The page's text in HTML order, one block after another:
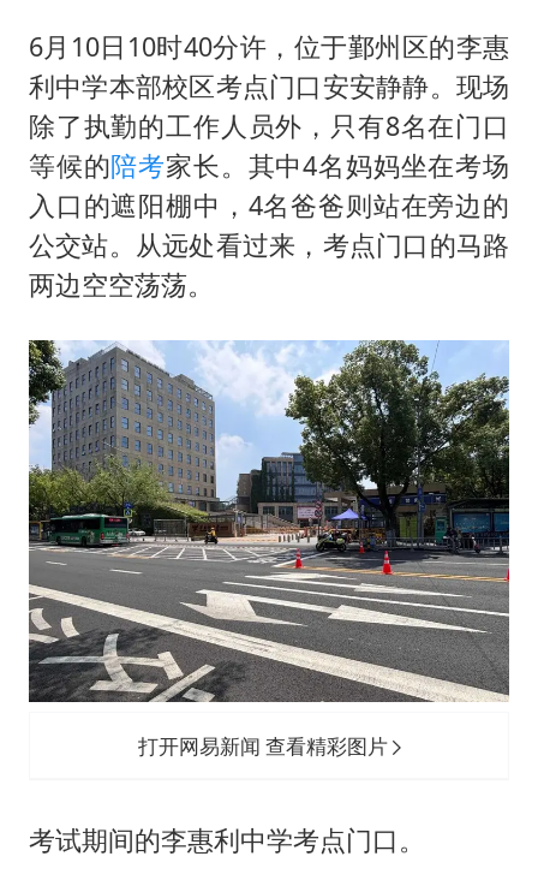
6月10日10时40分许，位于鄞州区的李惠
利中学本部校区考点门口安安静静。现场
除了执勤的工作人员外，只有8名在门口
等候的陪考家长。其中4名妈妈坐在考场
入口的遮阳棚中，4名爸爸则站在旁边的
公交站。从远处看过来，考点门口的马路
两边空空荡荡。
打开网易新闻 查看精彩图片
考试期间的李惠利中学考点门口。